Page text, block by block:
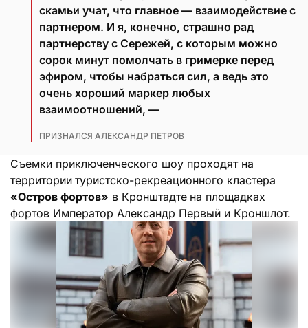
скамьи учат, что главное — взаимодействие с
партнером. И я, конечно, страшно рад
партнерству с Сережей, с которым можно
сорок минут помолчать в гримерке перед
эфиром, чтобы набраться сил, а ведь это
очень хороший маркер любых
взаимоотношений, —
ПРИЗНАЛСЯ АЛЕКСАНДР ПЕТРОВ
Съемки приключенческого шоу проходят на
территории туристско-рекреационного кластера
«Остров фортов» в Кронштадте на площадках
фортов Император Александр Первый и Кроншлот.